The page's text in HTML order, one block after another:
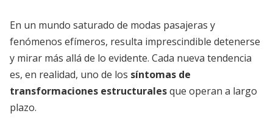
En un mundo saturado de modas pasajeras y
fenómenos efímeros, resulta imprescindible detenerse
y mirar más allá de lo evidente. Cada nueva tendencia
es, en realidad, uno de los síntomas de
transformaciones estructuralesque operan a largo
plazo.